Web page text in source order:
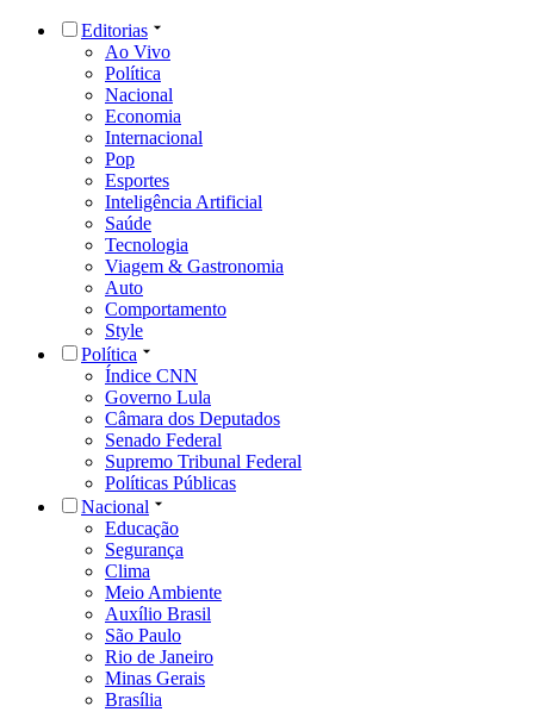
Editorias
Ao Vivo
Política
Nacional
Economia
Internacional
Pop
Esportes
Inteligência Artificial
Saúde
Tecnologia
Viagem & Gastronomia
Auto
Comportamento
Style
Política
Índice CNN
Governo Lula
Câmara dos Deputados
Senado Federal
Supremo Tribunal Federal
Políticas Públicas
Nacional
Educação
Segurança
Clima
Meio Ambiente
Auxílio Brasil
São Paulo
Rio de Janeiro
Minas Gerais
Brasília